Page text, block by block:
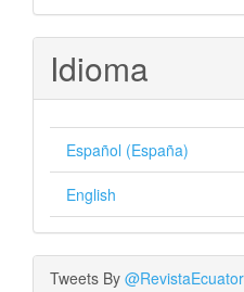
Idioma
Español (España)
English
Tweets By